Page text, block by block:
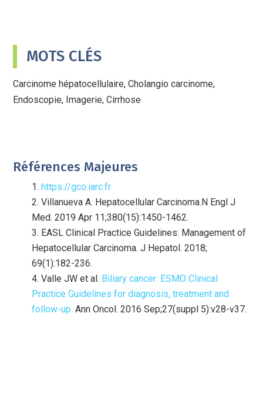
MOTS CLÉS
Carcinome hépatocellulaire, Cholangio carcinome,
Endoscopie, Imagerie, Cirrhose
Références Majeures
https://gco.iarc.fr
Villanueva A. Hepatocellular Carcinoma. N Engl J
Med. 2019 Apr 11;380(15):1450-1462.
EASL Clinical Practice Guidelines: Management of
Hepatocellular Carcinoma.J Hepatol. 2018;
69(1):182-236.
Valle JW et al. Biliary cancer: ESMO Clinical
Practice Guidelines for diagnosis, treatment and
follow-up. Ann Oncol. 2016 Sep;27(suppl 5):v28-v37.